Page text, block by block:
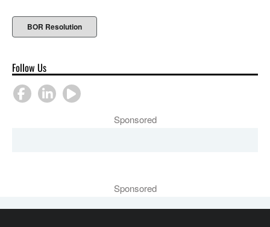
BOR Resolution
Follow Us
Sponsored
Sponsored